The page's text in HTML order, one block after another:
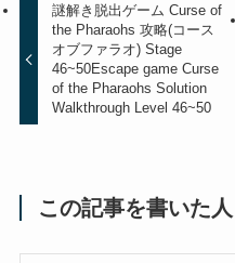
謎解き脱出ゲーム Curse of
the Pharaohs 攻略(コース
オブファラオ) Stage
46~50Escape game Curse
of the Pharaohs Solution
Walkthrough Level 46~50
この記事を書いた人